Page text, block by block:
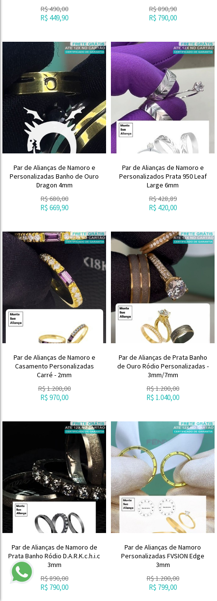
R$490,00
R$ 449,90
R$890,90
R$ 790,00
Par de Alianças de Namoro e
Personalizadas Banho de Ouro
Dragon 4mm
R$680,00
R$ 669,90
Par de Alianças de Namoro e
Personalizados Prata 950 Leaf
Large 6mm
R$428,89
R$ 420,00
Par de Alianças de Namoro e
Casamento Personalizadas
Carré - 2mm
R$1.200,00
R$ 970,00
Par de Alianças de Prata Banho
de Ouro Ródio Personalizadas -
3mm/7mm
R$1.200,00
R$ 1.040,00
Par de Alianças de Namoro de
Prata Banho Ródio D.A.R.K.c.h.i.c
3mm
R$890,00
R$ 790,00
Par de Alianças de Namoro
Personalizadas FVSION Edge
3mm
R$1.200,00
R$ 799,00